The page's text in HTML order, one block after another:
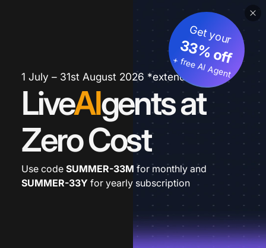
1 July – 31st August 2026 *extended
LiveAIgents at
Zero Cost
Get your
33% off
+ free AI Agent
Use code SUMMER-33M for monthly and
SUMMER-33Y for yearly subscription